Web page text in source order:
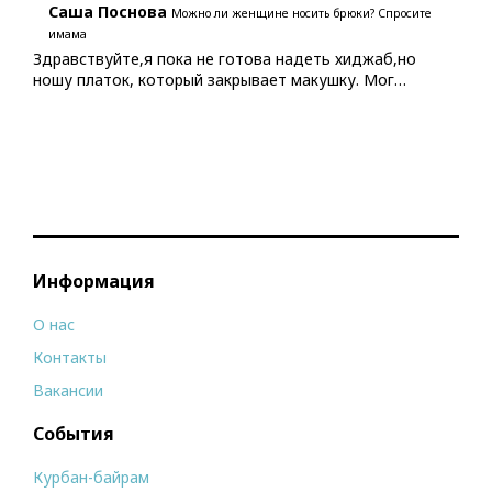
Саша Поснова Можно ли женщине носить брюки? Спросите
имама
Здравствуйте,я пока не готова надеть хиджаб,но
ношу платок, который закрывает макушку. Мог…
Информация
О нас
Контакты
Вакансии
События
Курбан-байрам